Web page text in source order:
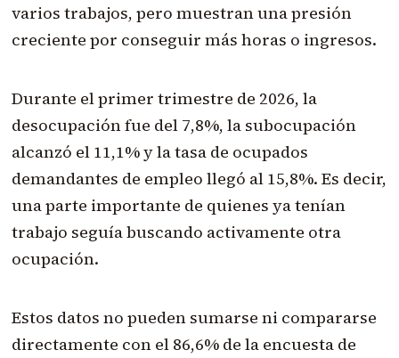
varios trabajos, pero muestran una presión
creciente por conseguir más horas o ingresos.
Durante el primer trimestre de 2026, la
desocupación fue del 7,8%, la subocupación
alcanzó el 11,1% y la tasa de ocupados
demandantes de empleo llegó al 15,8%. Es decir,
una parte importante de quienes ya tenían
trabajo seguía buscando activamente otra
ocupación.
Estos datos no pueden sumarse ni compararse
directamente con el 86,6% de la encuesta de